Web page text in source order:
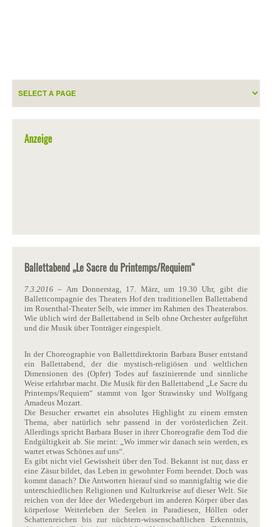
Anzeige
Ballettabend „Le Sacre du Printemps/Requiem“
7.3.2016 – Am Donnerstag, 17. März, um 19.30 Uhr, gibt die
Ballettcompagnie des Theaters Hof den traditionellen Ballettabend
im Rosenthal-Theater Selb, wie immer im Rahmen des Theaterabos.
Wie üblich wird der Ballettabend in Selb ohne Orchester aufgeführt
und die Musik über Tonträger eingespielt.
In der Choreographie von Ballettdirektorin Barbara Buser entstand
ein Ballettabend, der die mystisch-religiösen und weltlichen
Dimensionen des (Opfer) Todes auf faszinierende und sinnliche
Weise erfahrbar macht. Die Musik für den Ballettabend „Le Sacre du
Printemps/Requiem“ stammt von Igor Strawinsky und Wolfgang
Amadeus Mozart.
Die Besucher erwartet ein absolutes Highlight zu einem ernsten
Thema, aber natürlich sehr passend in der vorösterlichen Zeit.
Allerdings spricht Barbara Buser in ihrer Choreografie dem Tod die
Endgültigkeit ab. Sie meint: „Wo immer wir danach sein werden, es
wartet etwas Schönes auf uns“.
Es gibt nicht viel Gewissheit über den Tod. Bekannt ist nur, dass er
eine Zäsur bildet, das Leben in gewohnter Form beendet. Doch was
kommt danach? Die Antworten hierauf sind so mannigfaltig wie die
unterschiedlichen Religionen und Kulturkreise auf dieser Welt. Sie
reichen von der Idee der Wiedergeburt im anderen Körper über das
körperlose Weiterleben der Seelen in Paradiesen, Höllen oder
Schattenreichen bis zur nüchtern-wissenschaftlichen Erkenntnis,